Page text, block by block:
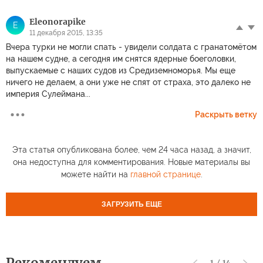
E Eleonorapike
11 декабря 2015, 13:35
Вчера турки не могли спать - увидели солдата с гранатомётом
на нашем судне, а сегодня им снятся ядерные боеголовки,
выпускаемые с наших судов из Средиземноморья. Мы еще
ничего не делаем, а они уже не спят от страха, это далеко не
империя Сулеймана...
Раскрыть ветку
Эта статья опубликована более, чем 24 часа назад, а значит,
она недоступна для комментирования. Новые материалы вы
можете найти на главной странице.
ЗАГРУЗИТЬ ЕЩЕ